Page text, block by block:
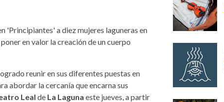
'Principiantes' a diez mujeres laguneras en
en valor la creación de un cuerpo
reunir en sus diferentes puestas en
abordar la cercanía que encarna sus
Leal de La Laguna este jueves, a partir